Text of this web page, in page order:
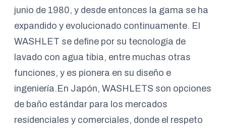
junio de 1980, y desde entonces la gama se ha
expandido y evolucionado continuamente. El
WASHLET se define por su tecnología de
lavado con agua tibia, entre muchas otras
funciones, y es pionera en su diseño e
ingeniería.En Japón, WASHLETS son opciones
de baño estándar para los mercados
residenciales y comerciales, donde el respeto